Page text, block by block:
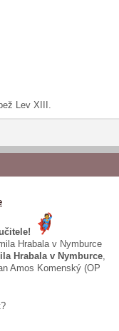
Lev XIII.
Hrabala v Nymburce
Hrabala v Nymburce
Amos Komenský (OP